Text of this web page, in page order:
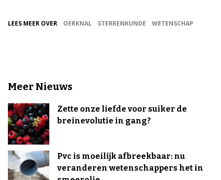
LEES MEER OVER OERKNAL STERRENKUNDE WETENSCHAP
Meer Nieuws
Zette onze liefde voor suiker de
breinevolutie in gang?
Pvc is moeilijk afbreekbaar: nu
veranderen wetenschappers het in